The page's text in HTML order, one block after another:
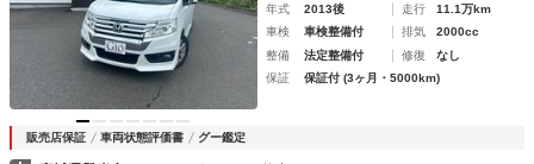
年式 2013後 走行
11.1万km
車検
車検整備付 排気
2000cc
整備
法定整備付 修復
なし
保証
保証付 (3ヶ月・5000km)
販売店保証 車両状態評価書 グー鑑定